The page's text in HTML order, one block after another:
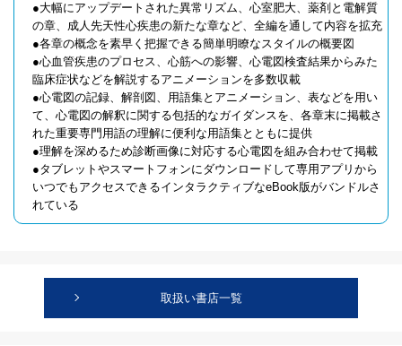
●大幅にアップデートされた異常リズム、心室肥大、薬剤と電解質
の章、成人先天性心疾患の新たな章など、全編を通して内容を拡充
●各章の概念を素早く把握できる簡単明瞭なスタイルの概要図
●心血管疾患のプロセス、心筋への影響、心電図検査結果からみた
臨床症状などを解説するアニメーションを多数収載
●心電図の記録、解剖図、用語集とアニメーション、表などを用い
て、心電図の解釈に関する包括的なガイダンスを、各章末に掲載さ
れた重要専門用語の理解に便利な用語集とともに提供
●理解を深めるため診断画像に対応する心電図を組み合わせて掲載
●タブレットやスマートフォンにダウンロードして専用アプリから
いつでもアクセスできるインタラクティブなeBook版がバンドルさ
れている
取扱い書店一覧